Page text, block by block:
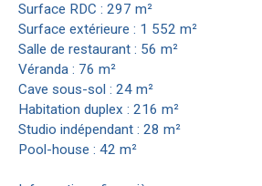
Surface RDC : 297 m²
Surface extérieure : 1 552 m²
Salle de restaurant : 56 m²
Véranda : 76 m²
Cave sous-sol : 24 m²
Habitation duplex : 216 m²
Studio indépendant : 28 m²
Pool-house : 42 m²